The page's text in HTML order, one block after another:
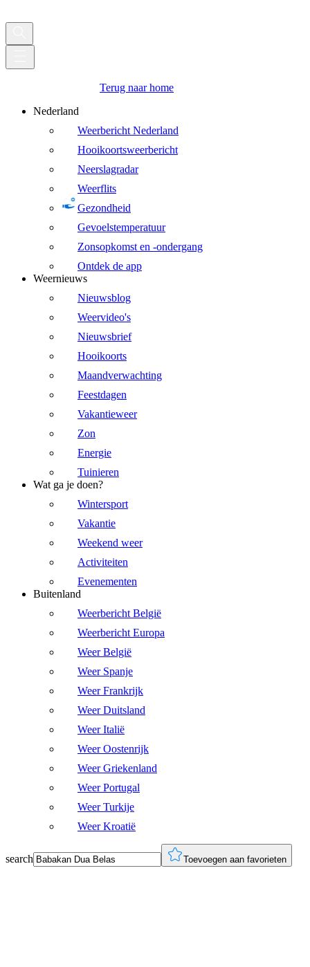
Terug naar home
Nederland
Weerbericht Nederland
Hooikoortsweerbericht
Neerslagradar
Weerflits
Gezondheid
Gevoelstemperatuur
Zonsopkomst en -ondergang
Ontdek de app
Weernieuws
Nieuwsblog
Weervideo's
Nieuwsbrief
Hooikoorts
Maandverwachting
Feestdagen
Vakantieweer
Zon
Energie
Tuinieren
Wat ga je doen?
Wintersport
Vakantie
Weekend weer
Activiteiten
Evenementen
Buitenland
Weerbericht België
Weerbericht Europa
Weer België
Weer Spanje
Weer Frankrijk
Weer Duitsland
Weer Italië
Weer Oostenrijk
Weer Griekenland
Weer Portugal
Weer Turkije
Weer Kroatië
search Toevoegen aan favorieten